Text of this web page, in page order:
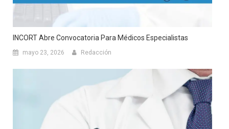
INCORT Abre Convocatoria Para Médicos Especialistas
mayo 23, 2026 Redacción